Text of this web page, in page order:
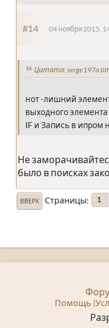
#14 04 ноября 2015,
Цитата: serge197a
нот -лишний
выходного
IF и Запись в ипром
Не
было в поисках
ВВЕРХ Страницы 1
Помощь